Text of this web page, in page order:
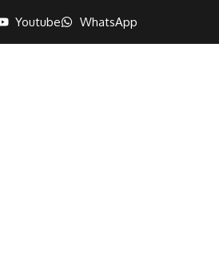
Youtube WhatsApp